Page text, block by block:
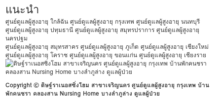
แนะนำ
ศูนย์ดูแลผู้สูงอายุ ใกล้ฉัน ศูนย์ดูแลผู้สูงอายุ กรุงเทพ ศูนย์ดูแลผู้สูงอายุ นนทบุรี
ศูนย์ดูแลผู้สูงอายุ ปทุมธานี ศูนย์ดูแลผู้สูงอายุ สมุทรปราการ ศูนย์ดูแลผู้สูงอายุ
นครปฐม
ศูนย์ดูแลผู้สูงอายุ สมุทรสาคร ศูนย์ดูแลผู้สูงอายุ ภูเก็ต ศูนย์ดูแลผู้สูงอายุ เชียงใหม่
ศูนย์ดูแลผู้สูงอายุ โคราช ศูนย์ดูแลผู้สูงอายุ ขอนแก่น ศูนย์ดูแลผู้สูงอายุ เชียงราย
Copyright © ดิษฐ์ราเนอสซิ่งโฮม สาขาเจริญนคร ศูนย์ดูแลผู้สูงอายุ กรุงเทพ บ้าน
พักคนชรา คลองสาน Nursing Home บางลำภูล่าง ดูแลผู้ป่วย